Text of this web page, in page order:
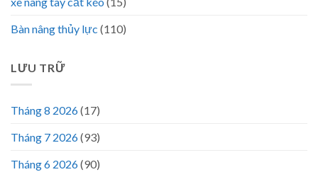
Bàn nâng thủy lực (110)
LƯU TRỮ
Tháng 8 2026(17)
Tháng 7 2026(93)
Tháng 6 2026(90)